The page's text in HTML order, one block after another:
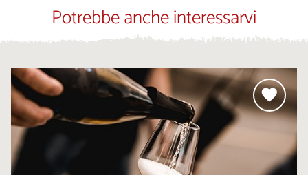
Potrebbe anche interessarvi